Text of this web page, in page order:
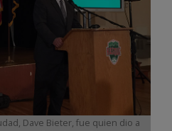
Dave Bieter, fue quien dio a